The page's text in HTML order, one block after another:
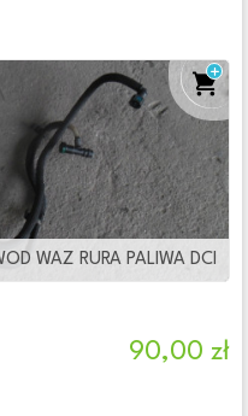
WAZ RURA PALIWA DCI
90,00 zł